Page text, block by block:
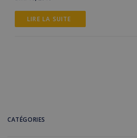
LIRE LA SUITE
CATÉGORIES